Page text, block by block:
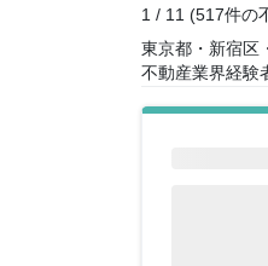
1 / 11 (517件の
東京都・新宿区
不動産業界経験